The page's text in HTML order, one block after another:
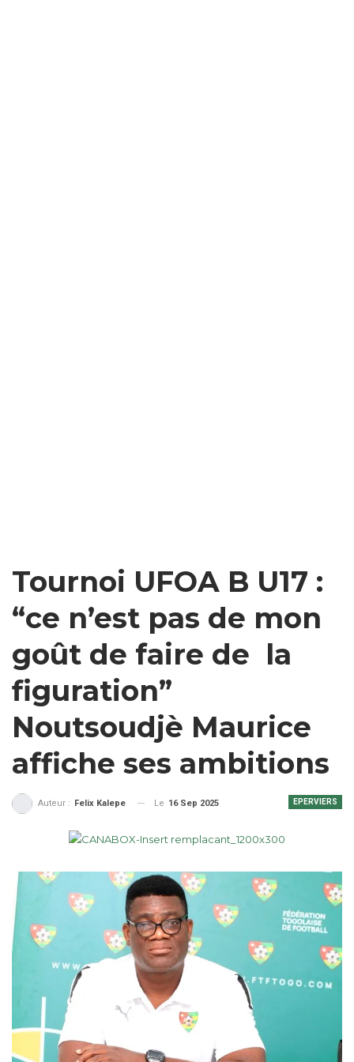
Tournoi UFOA B U17 :
“ce n’est pas de mon
goût de faire de la
figuration”
Noutsoudjè Maurice
affiche ses ambitions
EPERVIERS
Auteur : Felix Kalepe Le 16 Sep 2025